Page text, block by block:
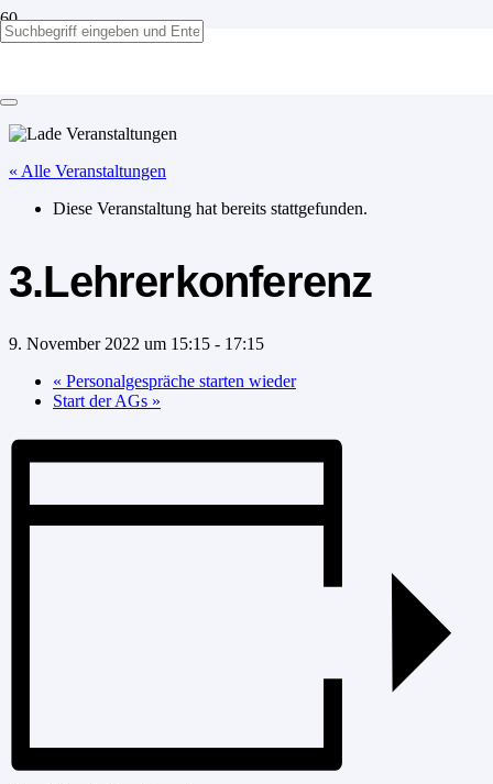
« Alle Veranstaltungen
Diese Veranstaltung hat bereits stattgefunden.
3.Lehrerkonferenz
9. November 2022 um 15:15 - 17:15
« Personalgespräche starten wieder
Start der AGs »